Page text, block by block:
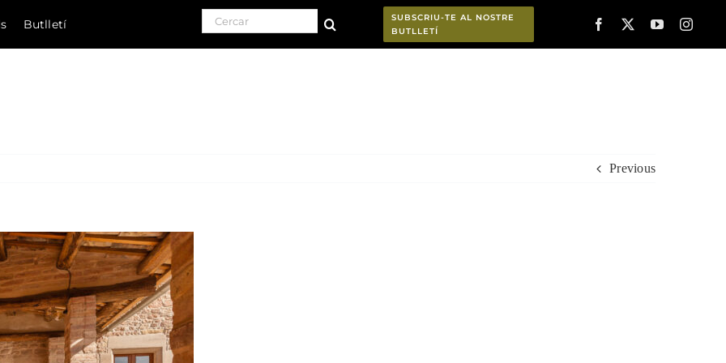
Butlletí Search for:
SUBSCRIU-TE AL NOSTRE
BUTLLETÍ
Previous